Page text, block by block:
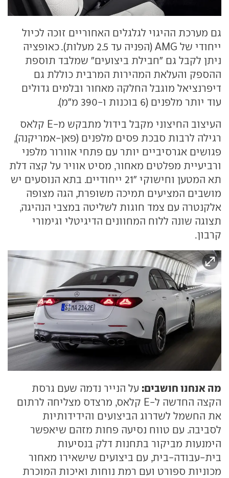
גם מערכת ההיגוי לגלגלים האחוריים זוכה לכיול
ייחודי של AMG (הפניה עד 2.5 מעלות). כאופציה
ניתן לקבל גם "חבילת ביצועים" שמלבד תוספת
ההספק והעלאת המהירות המרבית כוללת גם
דיפרנציאל מוגבל החלקה מאחור ובלמים גדולים
עוד יותר מלפנים (6 בוכנות ו-390 מ"מ).
העיצוב החיצוני מקבל בידול מתבקש מ-E קלאס
רגילה לרבות סבכת פסים מלפנים (פאן-אמריקנה),
פגושים אגרסיביים יותר עם פתחי אוורור מלפני
ורביעיית מפלטים מאחור, מסיט אוויר על קצה דלת
תא המטען וחישוקי "21 ייחודיים. בתא הנוסעים יש
מושבים המציעים תמיכה משופרת, הגה מצופה
אלקנטרה עם צמד חוגות לשליטה במצבי הנהיגה,
תצוגה שונה ללוח המחוונים הדיגיטלי וגימורי
קרבון.
מה אנחנו חושבים: על הנייר נדמה שעם גרסת
הקצה החדשה ל-E קלאס, מרצדס מצליחה לרתום
את החשמל לשדרוג הביצועים והידידותיות
לסביבה. עם טווח נסיעה פחות מזהם שיאפשר
הימנעות מביקור בתחנות דלק בנסיעות
בית-עבודה-בית, עם ביצועים שישאירו מאחור
מכוניות ספורט ועם רמת נוחות ואיכות המוכרת